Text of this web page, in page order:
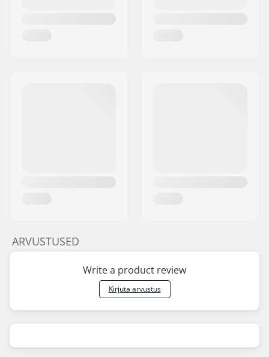
ARVUSTUSED
Write a product review
Kirjuta arvustus